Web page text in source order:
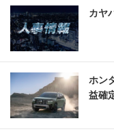
カヤ
ホン
益確